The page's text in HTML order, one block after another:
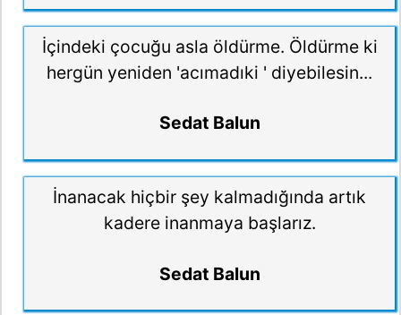
İçindeki çocuğu asla öldürme. Öldürme ki
hergün yeniden 'acımadıki ' diyebilesin...
Sedat Balun
İnanacak hiçbir şey kalmadığında artık
kadere inanmaya başlarız.
Sedat Balun